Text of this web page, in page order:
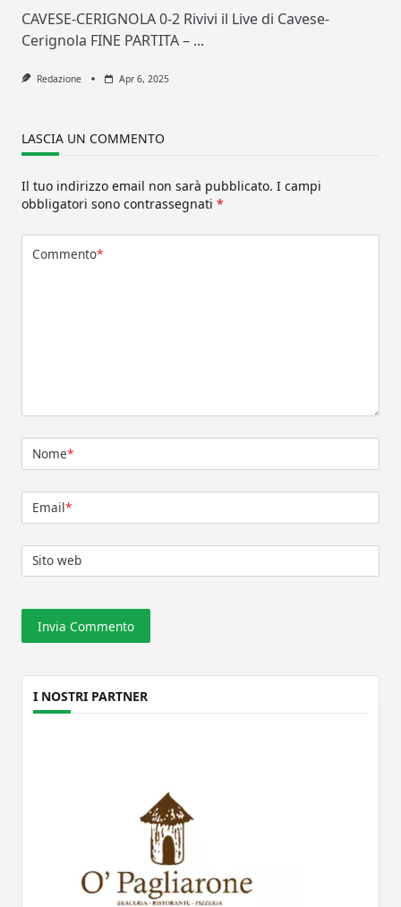
CAVESE-CERIGNOLA 0-2 Rivivi il Live di Cavese-
Cerignola FINE PARTITA – ...
Redazione Apr 6, 2025
LASCIA UN COMMENTO
Il tuo indirizzo email non sarà pubblicato. I campi
obbligatori sono contrassegnati *
Commento*
Nome*
Email*
Sito web
I NOSTRI PARTNER